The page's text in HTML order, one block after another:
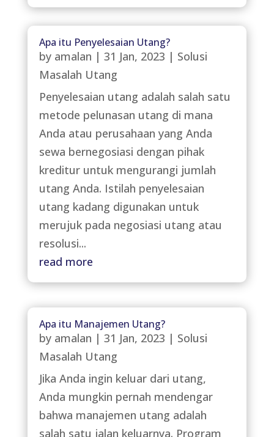
Apa itu Penyelesaian Utang?
by amalan | 31 Jan, 2023 | Solusi
Masalah Utang
Penyelesaian utang adalah salah satu
metode pelunasan utang di mana
Anda atau perusahaan yang Anda
sewa bernegosiasi dengan pihak
kreditur untuk mengurangi jumlah
utang Anda. Istilah penyelesaian
utang kadang digunakan untuk
merujuk pada negosiasi utang atau
resolusi...
read more
Apa itu Manajemen Utang?
by amalan | 31 Jan, 2023 | Solusi
Masalah Utang
Jika Anda ingin keluar dari utang,
Anda mungkin pernah mendengar
bahwa manajemen utang adalah
salah satu jalan keluarnya. Program